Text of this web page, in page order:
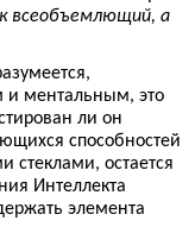
всеобъемлющий, а
и ментальным, это
ли он
способностей
остается
Интеллекта
элемента